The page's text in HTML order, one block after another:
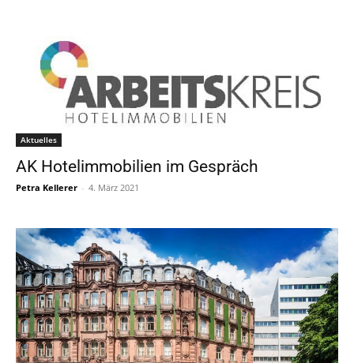
Aktuelles
AK Hotelimmobilien im Gespräch
Petra Kellerer - 4. März 2021